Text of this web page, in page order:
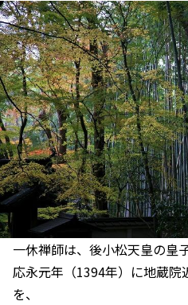
一休禅師は、後小松天皇の皇
応永元年（1394年）に地蔵
を、